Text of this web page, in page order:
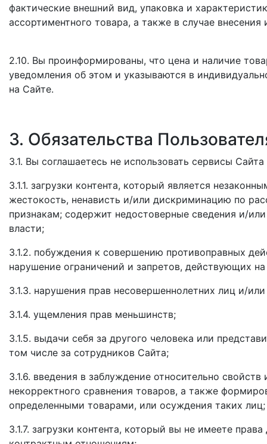
фактические внешний вид, упаковка и
ассортиментного товара, а также в случае
2.10. Вы проинформированы, что цена и наличие
уведомления об этом и указываются в
на Сайте.
3. Обязательства
3.1. Вы соглашаетесь не использовать сервисы
3.1.1. загрузки контента, который является
жестокость, ненависть и/или дискриминацию по
признакам; содержит недостоверные сведения и/
власти;
3.1.2. побуждения к совершению противоправных
нарушение ограничений и запретов, действующих
3.1.3. нарушения прав несовершеннолетних лиц и/
3.1.4. ущемления прав меньшинств;
3.1.5. выдачи себя за другого человека или
том числе за сотрудников Сайта;
3.1.6. введения в заблуждение относительно
некорректного сравнения товаров, а также
определенными товарами, или осуждения таких лиц;
3.1.7. загрузки контента, который вы не имеете